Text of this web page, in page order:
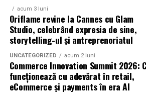
Adrian Pădurețu semnează imaginea
s-a ocupat Bogdan Ivanovici, de
Miron, iar de costume Francisca Vass.
„În Pielea Mea”este un film produs
PICTURES.
acum 3 luni
Oriflame revine la Cannes cu Glam
Studio, celebrând expresia de sine,
storytelling-ul și antreprenoriatul
UNCATEGORIZED acum 2 luni
Commerce Innovation Summit 2026:
funcționează cu adevărat în retail,
eCommerce și payments în era AI